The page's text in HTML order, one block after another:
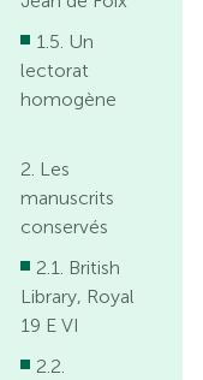
1.5. Un
lectorat
homogène
2. Les
manuscrits
conservés
2.1. British
Library, Royal
19 E VI
2.2.